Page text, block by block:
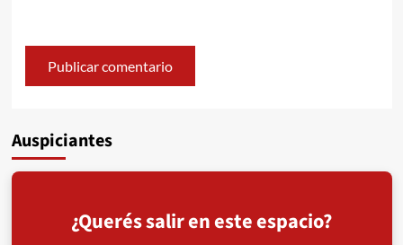
Auspiciantes
¿Querés salir en este espacio?